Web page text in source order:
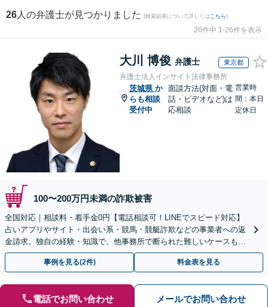
26 人の弁護士が見つかりました (検索結果について詳しくは こちら)
26件中 1-26件を表示
大川 博俊 弁護士 東京都
弁護士法人インサイト法律事務所
茨城県 か
らも相談
受付中
面談方法(対面・電
話・ビデオなど)は
応相談
営業時
間：本日
定休日
100〜200万円未満の詐欺被害
全国対応｜相談料・着手金0円【電話相談可！LINEでスピード対応】
占いアプリやサイト・出会い系・競馬・競艇詐欺などの事業者への返
金請求。独自の経験・知識で、他事務所で断られた難しいケースも解
決に導いた実績あり。まずはお気軽にご相談ください
事例を見る(2件) 料金表を見る
電話でお問い合わせ メールでお問い合わせ